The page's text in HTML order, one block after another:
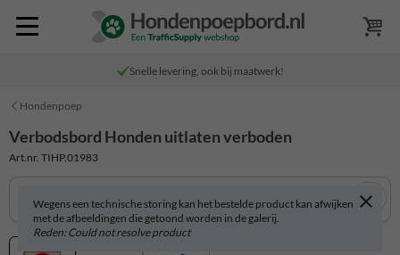
Snelle levering, ook bij maatwerk!
Hondenpoep
Verbodsbord Honden uitlaten verboden
Art.nr. TIHP.01983
Wegens een technische storing kan het bestelde product kan afwijken
met de afbeeldingen die getoond worden in de galerij.
Reden: Could not resolve product